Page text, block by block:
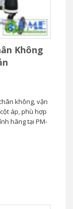
Không
không, vận
áp, phù hợp
hãng tại PM-